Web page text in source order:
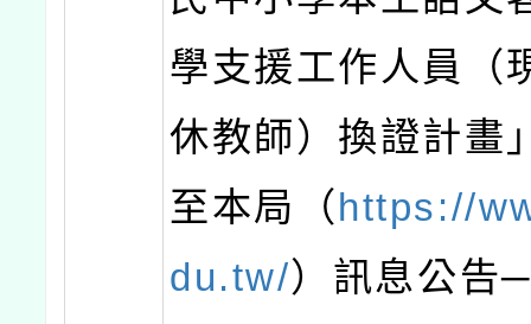
學支援工作人員（
休教師）換證計畫
至本局（https://
du.tw/）訊息公告